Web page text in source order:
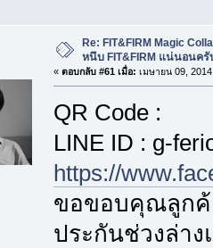
Re: FIT&FIRM Magic
หนึบ FIT&FIRM แน่นอนครั
« ตอบกลับ #61 เมื่อ: เมษายน 09,
QR Code :
LINE ID : g-
https://
ขอขอบคุณลูกค้
ประกันช่วงล่า